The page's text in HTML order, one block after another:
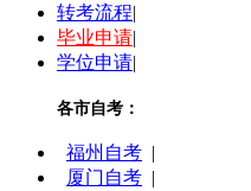
转考流程|
毕业申请|
学位申请|
各市自考：
福州自考 |
厦门自考 |